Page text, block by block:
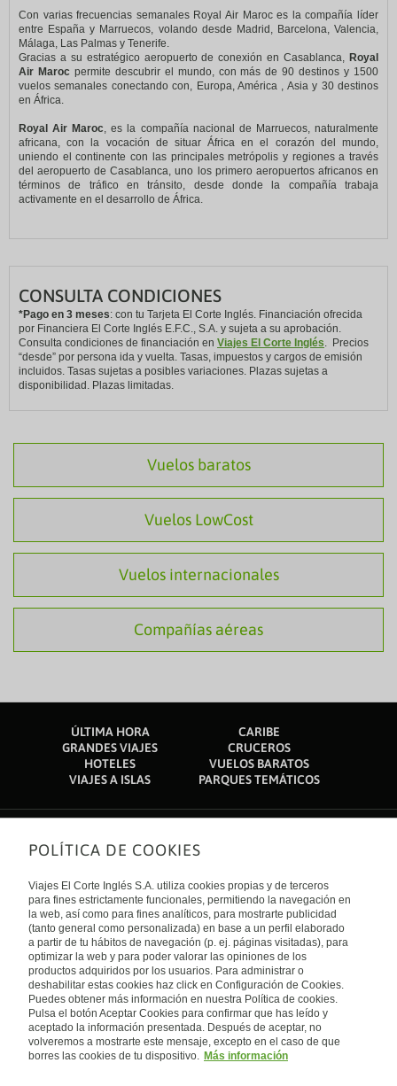
Con varias frecuencias semanales Royal Air Maroc es la compañía líder
entre España y Marruecos, volando desde Madrid, Barcelona, Valencia,
Málaga, Las Palmas y Tenerife.
Gracias a su estratégico aeropuerto de conexión en Casablanca, Royal
Air Marocpermite descubrir el mundo, con más de 90 destinos y 1500
vuelos semanales conectando con, Europa, América , Asia y 30 destinos
en África.
Royal Air Maroc, es la compañía nacional de Marruecos, naturalmente
africana, con la vocación de situar África en el corazón del mundo,
uniendo el continente con las principales metrópolis y regiones a través
del aeropuerto de Casablanca, uno los primero aeropuertos africanos en
términos de tráfico en tránsito, desde donde la compañía trabaja
activamente en el desarrollo de África.
CONSULTA CONDICIONES
*Pago en 3 meses: con tu Tarjeta El Corte Inglés. Financiación ofrecida
por Financiera El Corte Inglés E.F.C., S.A. y sujeta a su aprobación.
Consulta condiciones de financiación en Viajes El Corte Inglés. Precios
“desde” por persona ida y vuelta. Tasas, impuestos y cargos de emisión
incluidos. Tasas sujetas a posibles variaciones. Plazas sujetas a
disponibilidad. Plazas limitadas.
Vuelos baratos
Vuelos LowCost
Vuelos internacionales
Compañías aéreas
ÚLTIMA HORA
CARIBE
GRANDES VIAJES
CRUCEROS
HOTELES
VUELOS BARATOS
VIAJES A ISLAS
PARQUES TEMÁTICOS
Sobre nosotros
Quiénes somos
Financiación
Sostenibilidad
Turismo accesible
Tarjeta El Corte Inglés
Trabaja con nosotros
El Corte Inglés
Canal Ético
Enlaces de interés
Guías de viaje
Catálogos
Auto check-in
Condiciones Generales
Política de privacidad
Política de cookies
Accesibilidad
Empresas/ Grupos
Internacional
España
Visita nuestro blog
Blog de Viajes el Corte inglés
POLÍTICA DE COOKIES
Viajes El Corte Inglés S.A. utiliza cookies propias y de terceros
para fines estrictamente funcionales, permitiendo la navegación en
la web, así como para fines analíticos, para mostrarte publicidad
(tanto general como personalizada) en base a un perfil elaborado
a partir de tu hábitos de navegación (p. ej. páginas visitadas), para
optimizar la web y para poder valorar las opiniones de los
productos adquiridos por los usuarios. Para administrar o
deshabilitar estas cookies haz click en Configuración de Cookies.
Puedes obtener más información en nuestra Política de cookies.
Pulsa el botón Aceptar Cookies para confirmar que has leído y
aceptado la información presentada. Después de aceptar, no
volveremos a mostrarte este mensaje, excepto en el caso de que
borres las cookies de tu dispositivo. Más información